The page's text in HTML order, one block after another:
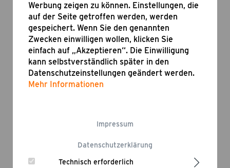
Ersatzteile
Du suchst ein Ersatzteil zu deinem Produkt
von uns?
Produkt von uns?
Werbung zeigen zu können. Einstellungen, die
auf der Seite getroffen werden, werden
gespeichert. Wenn Sie den genannten
Zwecken einwilligen wollen, klicken Sie
einfach auf „Akzeptieren“. Die Einwilligung
kann selbstverständlich später in den
Datenschutzeinstellungen geändert werden.
Mehr Informationen
Datenschutzerklärung
Impressum
Technisch erforderlich